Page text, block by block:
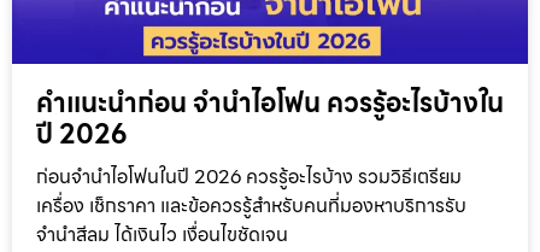
คำแนะนำก่อน จำนำไอโฟน ควรรู้อะไรบ้างใน
ปี 2026
ก่อนจำนำไอโฟนในปี 2026 ควรรู้อะไรบ้าง รวมวิธีเตรียม
เครื่อง เช็กราคา และข้อควรรู้สำหรับคนที่มองหาบริการรับ
จำนำสีลม ได้เงินไว เงื่อนไขชัดเจน